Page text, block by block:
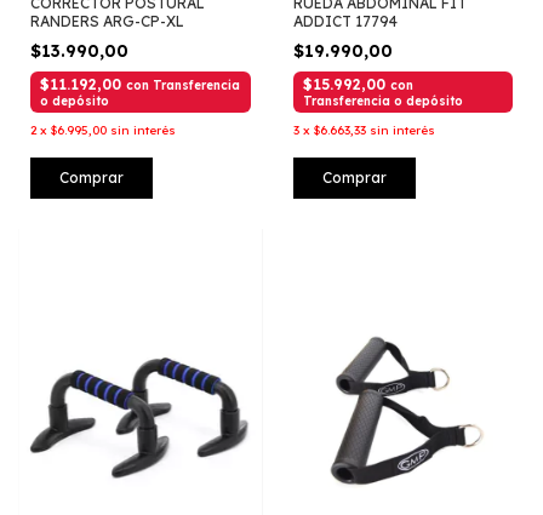
RANDERS ARG-CP-XL
$13.990,00
$11.192,00 con Transferencia
o depósito
2 x $6.995,00 sin interés
Comprar
ADDICT 17794
$19.990,00
$15.992,00 con
Transferencia o depósito
3 x $6.663,33 sin interés
Comprar